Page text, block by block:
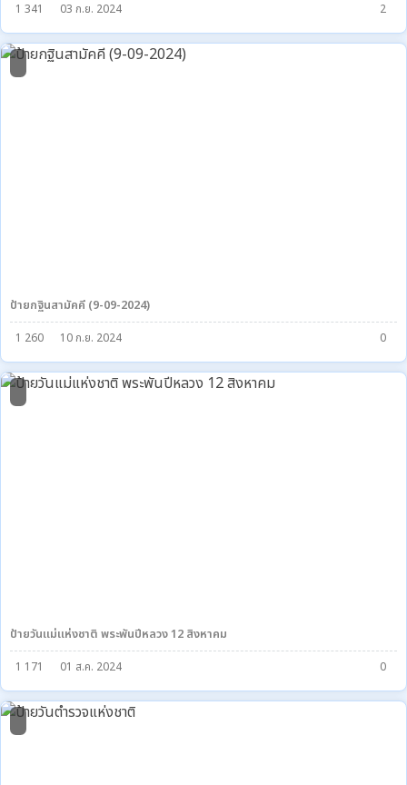
1 341 03 ก.ย. 2024 2
ป้ายกฐินสามัคคี (9-09-2024)
1 260 10 ก.ย. 2024 0
0
ป้ายวันแม่แห่งชาติ พระพันปีหลวง 12 สิงหาคม
1 171 01 ส.ค. 2024 0
6
1